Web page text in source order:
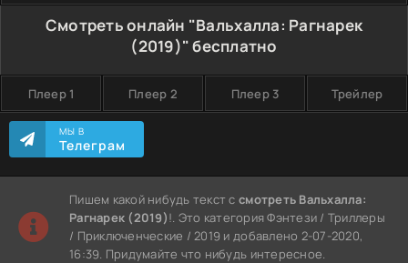
Смотреть онлайн "Вальхалла: Рагнарек
(2019)" бесплатно
Плеер 1 Плеер 2 Плеер 3 Трейлер
МЫ В
Телеграм
Пишем какой нибудь текст ссмотреть Вальхалла:
Рагнарек (2019)!. Это категория Фэнтези / Триллеры
/ Приключенческие / 2019 и добавлено 2-07-2020,
16:39. Придумайте что нибудь интересное.